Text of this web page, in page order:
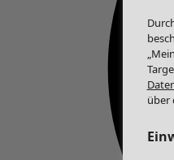
über